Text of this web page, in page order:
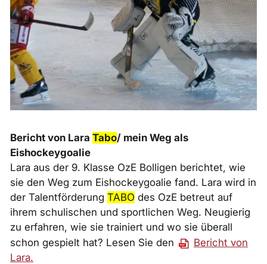
Bericht von Lara Tabo/ mein Weg als
Eishockeygoalie
Lara aus der 9. Klasse OzE Bolligen berichtet, wie
sie den Weg zum Eishockeygoalie fand. Lara wird in
der Talentförderung TABO des OzE betreut auf
ihrem schulischen und sportlichen Weg. Neugierig
zu erfahren, wie sie trainiert und wo sie überall
schon gespielt hat? Lesen Sie den
Bericht von
Lara.